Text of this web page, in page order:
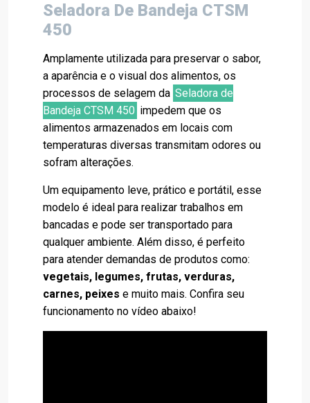
Seladora De Bandeja CTSM
450
Amplamente utilizada para preservar o sabor,
a aparência e o visual dos alimentos, os
processos de selagem da Seladora de
Bandeja CTSM 450 impedem que os
alimentos armazenados em locais com
temperaturas diversas transmitam odores ou
sofram alterações.
Um equipamento leve, prático e portátil, esse
modelo é ideal para realizar trabalhos em
bancadas e pode ser transportado para
qualquer ambiente. Além disso, é perfeito
para atender demandas de produtos como:
vegetais, legumes, frutas, verduras,
carnes, peixes e muito mais. Confira seu
funcionamento no vídeo abaixo!